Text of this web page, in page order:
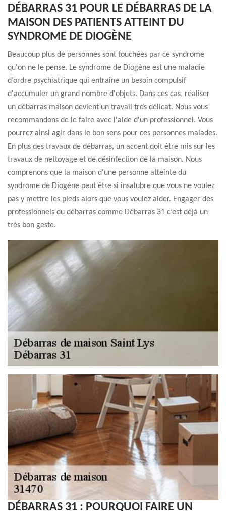
DÉBARRAS 31 POUR LE DÉBARRAS DE LA
MAISON DES PATIENTS ATTEINT DU
SYNDROME DE DIOGÈNE
Beaucoup plus de personnes sont touchées par ce syndrome
qu'on ne le pense. Le syndrome de Diogène est une maladie
d’ordre psychiatrique qui entraîne un besoin compulsif
d'accumuler un grand nombre d'objets. Dans ces cas, réaliser
un débarras maison devient un travail très délicat. Nous vous
recommandons de le faire avec l'aide d'un professionnel. Vous
pourrez ainsi agir dans le bon sens pour ces personnes malades.
En plus des travaux de débarras, un accent doit être mis sur les
travaux de nettoyage et de désinfection de la maison. Nous
comprenons que la maison d'une personne atteinte du
syndrome de Diogène peut être si insalubre que vous ne voulez
pas y mettre les pieds alors que vous voulez aider. Engager des
professionnels du débarras comme Débarras 31 c’est déjà un
très bon geste.
DÉBARRAS 31 : POURQUOI FAIRE UN